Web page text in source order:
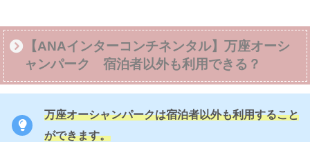
【ANAインターコンチネンタル】万座オーシ
ャンパーク 宿泊者以外も利用できる？
万座オーシャンパークは宿泊者以外も利用すること
ができます。